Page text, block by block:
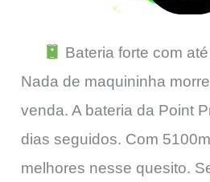
Bateria forte com
Nada de maquininha
venda. A bateria da Point
dias seguidos. Com
melhores nesse quesito.